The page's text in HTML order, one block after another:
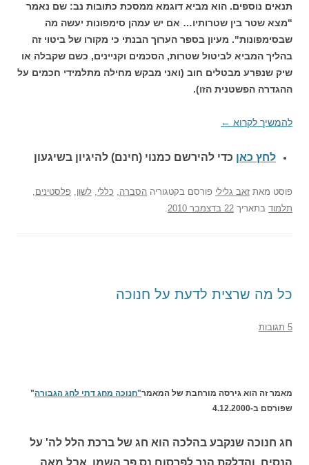
תנאים נוספים. הוא מביא דוגמא ממסכת כתובות נב: שם נאמר
"מצא שטר בין שטרותיו… אם יש עמהן סימפונות יעשה מה
שבסימפונות". מעיון בספר הערוך הבנתי כי מקורו של ביטוי זה
בהליך המביא לביטול שטרות, הסכמים וקניינים, כשם שקבלה או
שיק שנפרע מבטלים חוב (ואני מבקש מחילה מתלמידי חכמים על
ההגדרה הפשטנית הזו).
להמשיך לקרוא ←
לחץ כאן כדי להירשם כמנוי (חינם) להיגיון בשיגעון
פוסט מאת זאב גלילי פורסם בקטגוריה הסברה, כללי, לשון, פלסטינים,
תלמוד בתאריך 22 בדצמבר 2010 .
כל מה שרצית לדעת על חנוכה
5 תגובות
מאמר זה הוא גירסה מורחבת של המאמר"חנוכה מחג דתי לחג הגבורה"
שפורסם ב-4.12.2000
חג חנוכה שנקבע בהלכה הוא חג של ברכת הלל לה' על